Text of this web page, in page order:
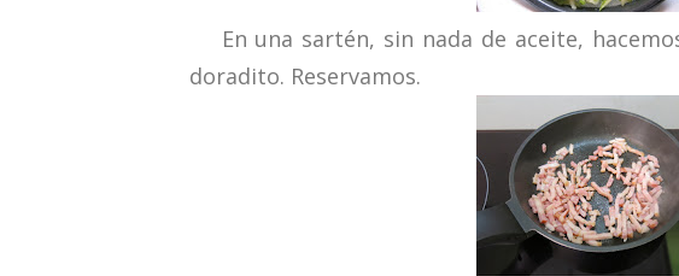
En una sartén, sin nada de aceite,
doradito. Reservamos.